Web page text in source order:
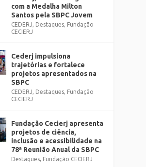
com a Medalha Milton
Santos pela SBPC Jovem
CEDERJ, Destaques, Fundação
CECIERJ
Cederj impulsiona
trajetórias e fortalece
projetos apresentados na
SBPC
CEDERJ, Destaques, Fundação
CECIERJ
Fundação Cecierj apresenta
projetos de ciência,
inclusão e acessibilidade na
78ª Reunião Anual da SBPC
Destaques, Fundação CECIERJ